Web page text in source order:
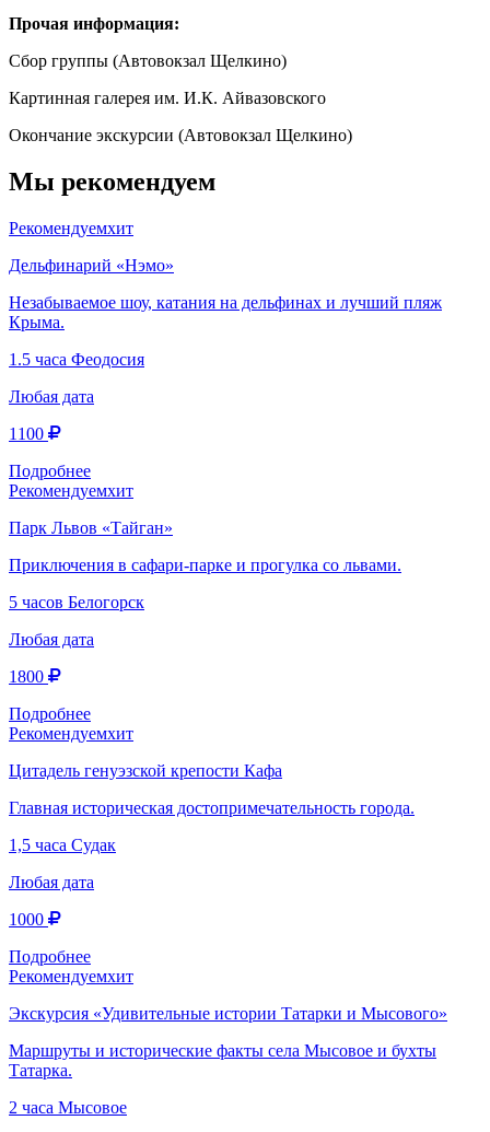
Прочая информация:
Сбор группы (Автовокзал Щелкино)
Картинная галерея им. И.К. Айвазовского
Окончание экскурсии (Автовокзал Щелкино)
Мы рекомендуем
Рекомендуемхит
Дельфинарий «Нэмо»
Незабываемое шоу, катания на дельфинах и лучший пляж
Крыма.
1.5 часа Феодосия
Любая дата
1100
Подробнее
Рекомендуемхит
Парк Львов «Тайган»
Приключения в сафари-парке и прогулка со львами.
5 часов Белогорск
Любая дата
1800
Подробнее
Рекомендуемхит
Цитадель генуэзской крепости Кафа
Главная историческая достопримечательность города.
1,5 часа Судак
Любая дата
1000
Подробнее
Рекомендуемхит
Экскурсия «Удивительные истории Татарки и Мысового»
Маршруты и исторические факты села Мысовое и бухты
Татарка.
2 часа Мысовое